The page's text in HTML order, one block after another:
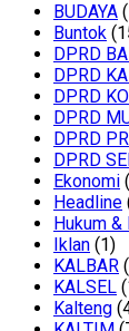
BUDAYA
Buntok
DPRD
DPRD
DPRD
DPRD
DPRD
DPRD
Ekonomi
Headline
Hukum
Iklan (1)
KALBAR
KALSEL
Kalteng